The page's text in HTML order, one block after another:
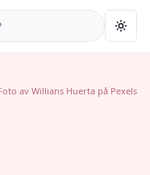
av Willians Huerta på Pexels